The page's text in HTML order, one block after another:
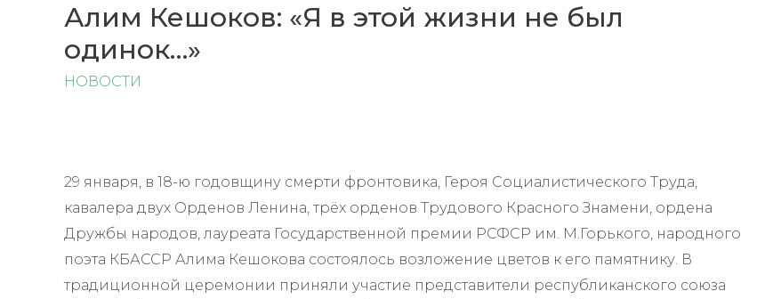
Алим Кешоков: «Я в этой жизни не был
одинок…»
НОВОСТИ
29 января, в 18-ю годовщину смерти фронтовика, Героя Социалистического Труда,
кавалера двух Орденов Ленина, трёх орденов Трудового Красного Знамени, ордена
Дружбы народов, лауреата Государственной премии РСФСР им. М.Горького, народного
поэта КБАССР Алима Кешокова состоялось возложение цветов к его памятнику. В
традиционной церемонии приняли участие представители республиканского союза